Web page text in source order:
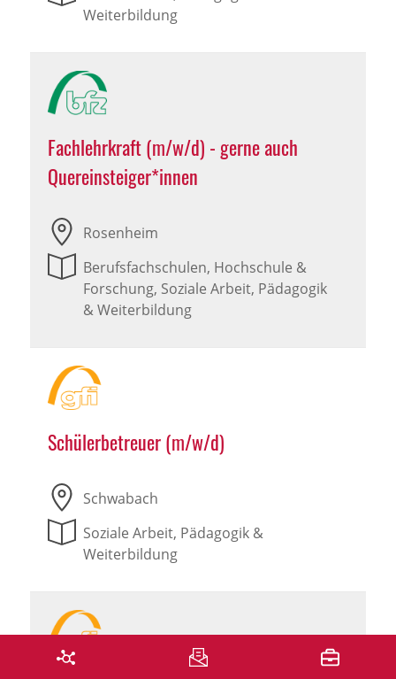
Weiterbildung
Fachlehrkraft (m/w/d) - gerne auch
Quereinsteiger*innen
Rosenheim
Berufsfachschulen, Hochschule &
Forschung, Soziale Arbeit, Pädagogik
& Weiterbildung
Schülerbetreuer (m/w/d)
Schwabach
Soziale Arbeit, Pädagogik &
Weiterbildung